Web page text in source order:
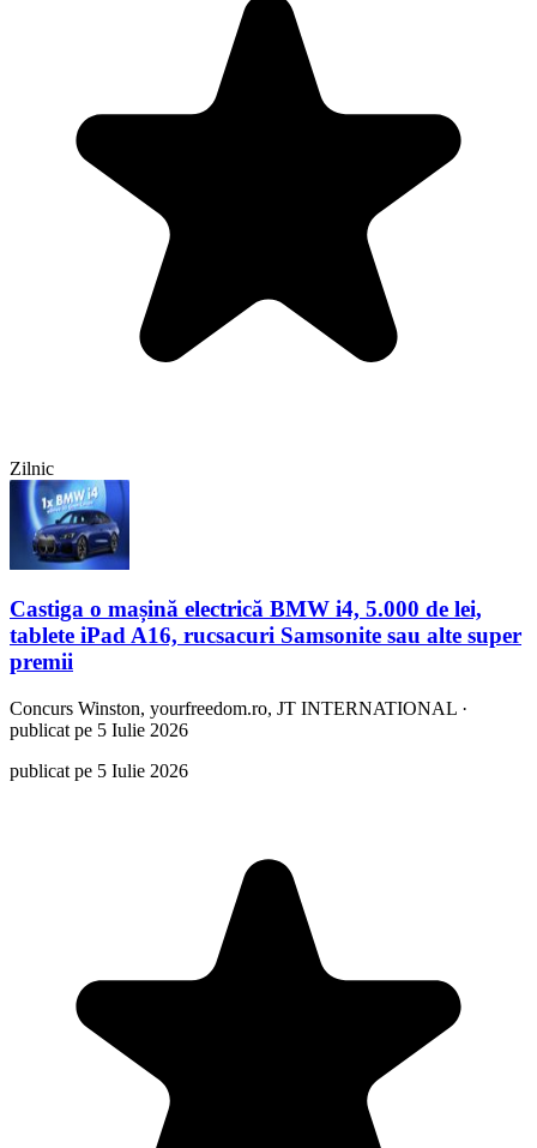
Zilnic
Castiga o mașină electrică BMW i4, 5.000 de lei,
tablete iPad A16, rucsacuri Samsonite sau alte super
premii
Concurs Winston, yourfreedom.ro, JT INTERNATIONAL ·
publicat pe 5 Iulie 2026
publicat pe 5 Iulie 2026